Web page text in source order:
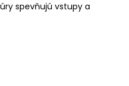
spevňujú vstupy a